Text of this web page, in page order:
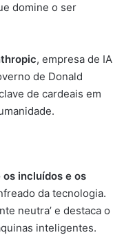
domine o ser
, empresa de IA
de Donald
de cardeais em
os incluídos e os
da tecnologia.
neutra’ e destaca o
inteligentes.